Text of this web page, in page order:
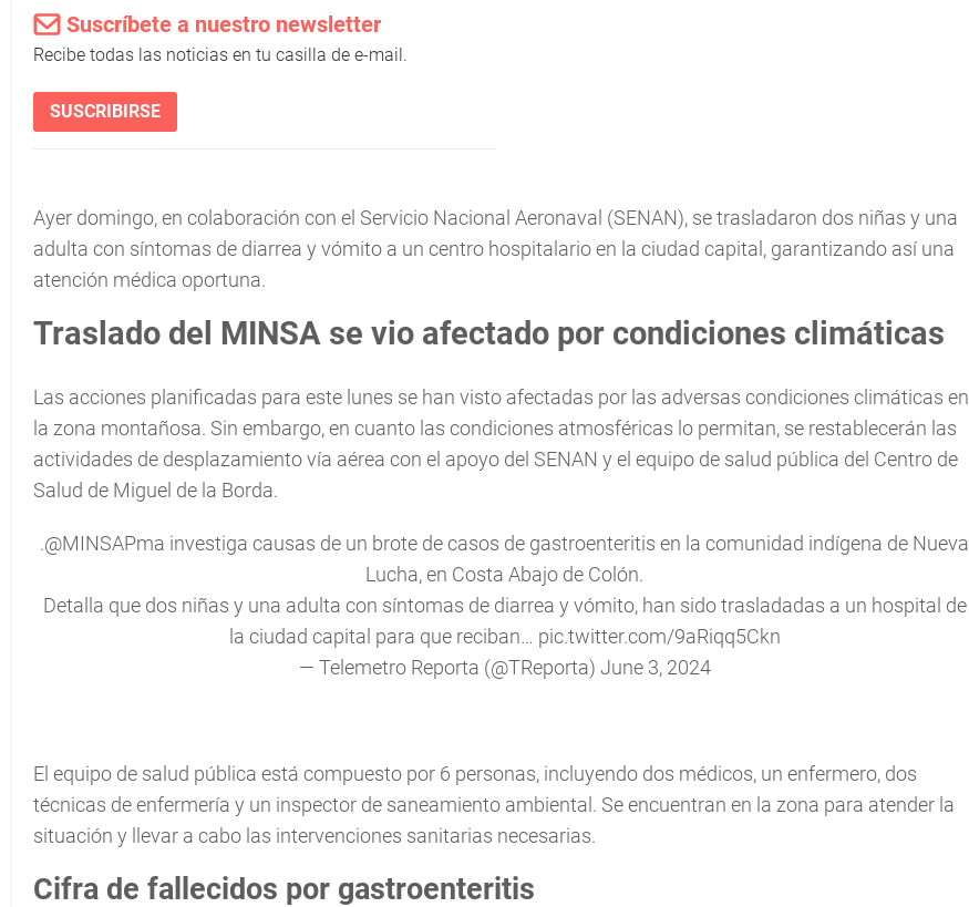
Suscríbete a nuestro newsletter
Recibe todas las noticias en tu casilla de e-mail.
SUSCRIBIRSE
Ayer domingo, en colaboración con el Servicio Nacional Aeronaval (SENAN), se trasladaron dos niñas y una
adulta con síntomas de diarrea y vómito a un centro hospitalario en la ciudad capital, garantizando así una
atención médica oportuna.
Traslado del MINSA se vio afectado por condiciones climáticas
Las acciones planificadas para este lunes se han visto afectadas por las adversas condiciones climáticas en
la zona montañosa. Sin embargo, en cuanto las condiciones atmosféricas lo permitan, se restablecerán las
actividades de desplazamiento vía aérea con el apoyo del SENAN y el equipo de salud pública del Centro de
Salud de Miguel de la Borda.
.@MINSAPma investiga causas de un brote de casos de gastroenteritis en la comunidad indígena de Nueva
Lucha, en Costa Abajo de Colón.
Detalla que dos niñas y una adulta con síntomas de diarrea y vómito, han sido trasladadas a un hospital de
la ciudad capital para que reciban… pic.twitter.com/9aRiqq5Ckn
— Telemetro Reporta (@TReporta) June 3, 2024
El equipo de salud pública está compuesto por 6 personas, incluyendo dos médicos, un enfermero, dos
técnicas de enfermería y un inspector de saneamiento ambiental. Se encuentran en la zona para atender la
situación y llevar a cabo las intervenciones sanitarias necesarias.
Cifra de fallecidos por gastroenteritis